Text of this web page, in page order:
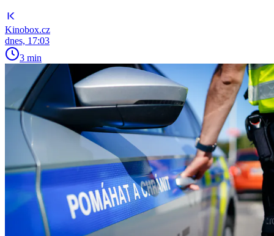
Kinobox.cz
dnes, 17:03
3 min